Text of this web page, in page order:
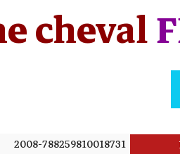
cheval
2008-788259810018731